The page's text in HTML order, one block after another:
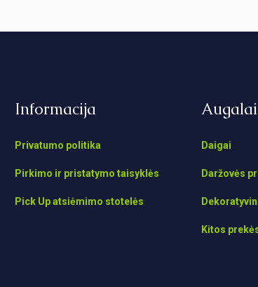
Informacija
Privatumo politika
Pirkimo ir pristatymo taisyklės
Pick Up atsiėmimo stotelės
Augalai
Daigai
Daržovės
Kitos